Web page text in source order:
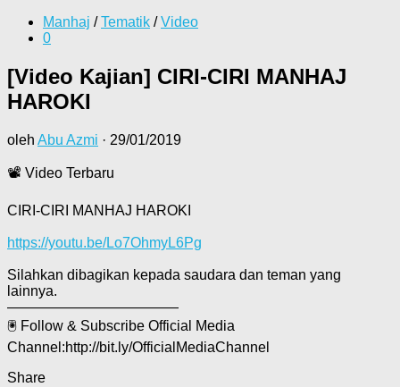
Manhaj / Tematik / Video
0
[Video Kajian] CIRI-CIRI MANHAJ
HAROKI
oleh Abu Azmi · 29/01/2019
📽 Video Terbaru
CIRI-CIRI MANHAJ HAROKI
https://youtu.be/Lo7OhmyL6Pg
Silahkan dibagikan kepada saudara dan teman yang
lainnya.
————————————
🖲 Follow & Subscribe Official Media
Channel:http://bit.ly/OfficialMediaChannel
Share